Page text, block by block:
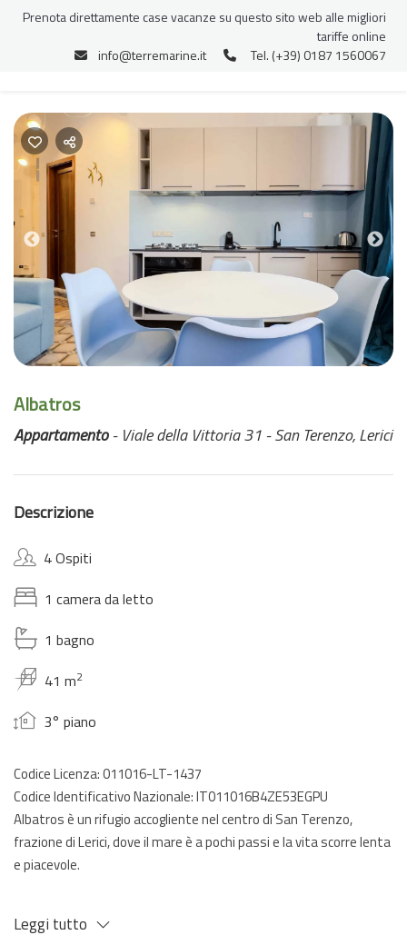
Previous
Albatros
Appartamento- Viale della Vittoria 31 - San Terenzo, Lerici
Descrizione
4 Ospiti
1 camera da letto
1 bagno
41 m2
3° piano
Codice Licenza: 011016-LT-1437
Codice Identificativo Nazionale: IT011016B4ZE53EGPU
Albatros è un rifugio accogliente nel centro di San Terenzo,
frazione di Lerici, dove il mare è a pochi passi e la vita scorre lenta
e piacevole.
per chi desidera comfort e libertà senza rinunciare alla comodità
Leggi tutto
Prenota direttamente case vacanze su questo sito web alle migliori
tariffe online
info@terremarine.it
Tel. (+39) 0187 1560067